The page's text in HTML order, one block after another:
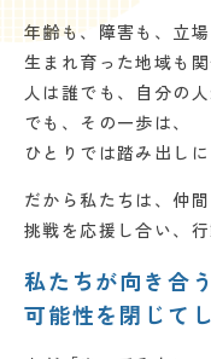
年齢も、 障害も、 立場
生まれ育った地域も関
人は誰でも、 自分の
でも、その一歩は、
ひとりでは踏み出し
だから私たちは、仲
挑戦を応援し合い、
私たちが向き合
可能性を閉じて